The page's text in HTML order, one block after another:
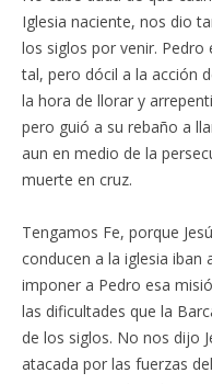
Iglesia naciente, nos dio
los siglos por venir.
tal, pero dócil a la acción
la hora de llorar y
pero guió a su rebaño a
aun en medio de la
muerte en cruz.
Tengamos Fe, porque
conducen a la iglesia iban
imponer a Pedro esa
las dificultades que la
de los siglos. No nos dijo
atacada por las fuerzas